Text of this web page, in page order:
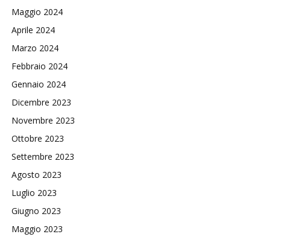
Maggio 2024
Aprile 2024
Marzo 2024
Febbraio 2024
Gennaio 2024
Dicembre 2023
Novembre 2023
Ottobre 2023
Settembre 2023
Agosto 2023
Luglio 2023
Giugno 2023
Maggio 2023